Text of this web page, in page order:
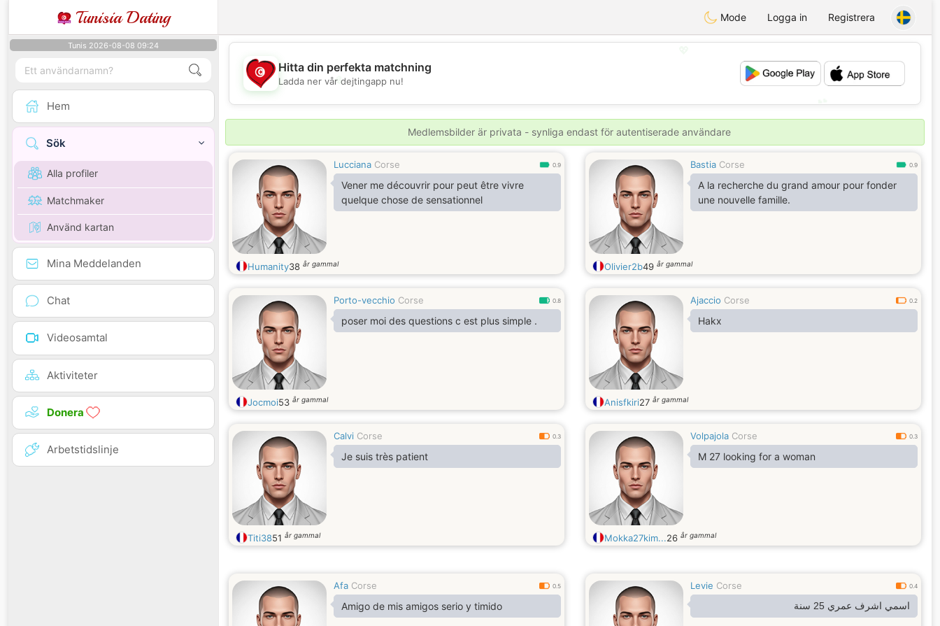
Tunisia Dating Mode Logga in Registrera
Tunis 2026-08-08 09:24
Hem
Sök
Alla profiler
Matchmaker
Använd kartan
Mina Meddelanden
Chat
Videosamtal
Aktiviteter
Donera
Arbetstidslinje
💖
💕
Hitta din perfekta matchning
Ladda ner vår dejtingapp nu!
Medlemsbilder är privata - synliga endast för autentiserade användare
Lucciana Corse 0.9
Vener me découvrir pour peut être vivre
quelque chose de sensationnel
Humanity38 år gammal
Bastia Corse 0.9
A la recherche du grand amour pour fonder
une nouvelle famille.
Olivier2b49 år gammal
Porto-vecchio Corse 0.8
poser moi des questions c est plus simple .
Jocmoi53 år gammal
Ajaccio Corse 0.2
Hakx
Anisfkiri27 år gammal
Calvi Corse 0.3
Je suis très patient
Titi3851 år gammal
Volpajola Corse 0.3
M 27 looking for a woman
Mokka27kim...26 år gammal
Afa Corse 0.5
Amigo de mis amigos serio y timido
Levie Corse 0.4
اسمي اشرف عمري 25 سنة